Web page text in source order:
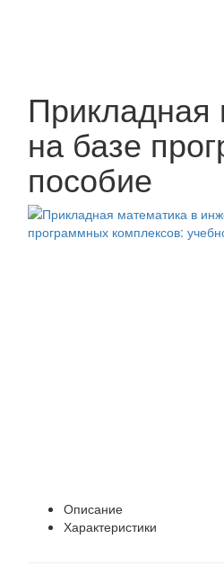
Прикладная
на базе
пособие
Описание
Характеристики